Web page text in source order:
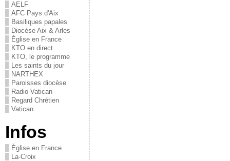
AELF
AFC Pays d'Aix
Basiliques papales
Diocèse Aix & Arles
Église en France
KTO en direct
KTO, le programme
Les saints du jour
NARTHEX
Paroisses diocèse
Radio Vatican
Regard Chrétien
Vatican
Infos
Église en France
La-Croix